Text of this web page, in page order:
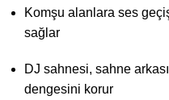
Komşu alanlara ses
sağlar
DJ sahnesi, sahne
dengesini korur